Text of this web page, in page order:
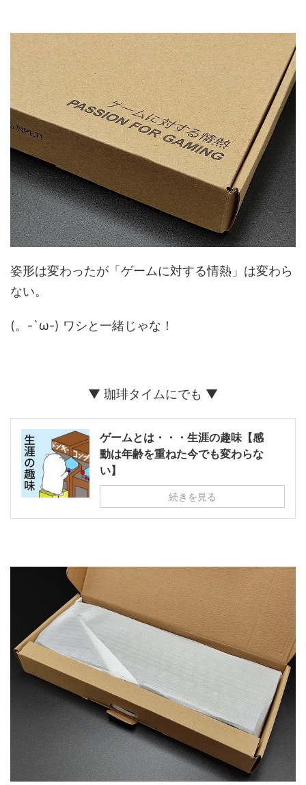
姿形は変わったが「ゲームに対する情熱」は変わら
ない。
(。-`ω-) ワシと一緒じゃな！
▼ 珈琲タイムにでも ▼
ゲームとは・・・生涯の趣味【感
動は年齢を重ねた今でも変わらな
い】
続きを見る